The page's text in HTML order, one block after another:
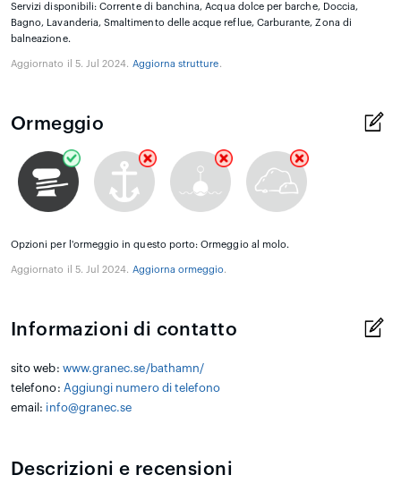
Servizi disponibili: Corrente di banchina, Acqua dolce per barche, Doccia,
Bagno, Lavanderia, Smaltimento delle acque reflue, Carburante, Zona di
balneazione.
Aggiornato il 5. Jul 2024. Aggiorna strutture.
Ormeggio
Opzioni per l'ormeggio in questo porto: Ormeggio al molo.
Aggiornato il 5. Jul 2024. Aggiorna ormeggio.
Informazioni di contatto
sito web: www.granec.se/bathamn/
telefono: Aggiungi numero di telefono
email: info@granec.se
Descrizioni e recensioni